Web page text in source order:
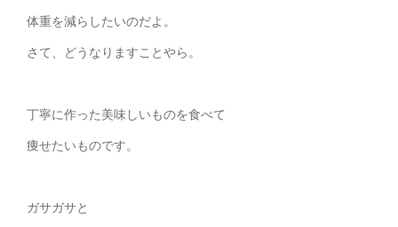
体重を減らしたいのだよ。
さて、どうなりますことやら。
丁寧に作った美味しいものを食べて
痩せたいものです。
ガサガサと